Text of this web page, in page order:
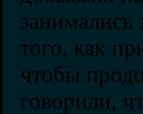
занимались
того, как
чтобы
говорили,